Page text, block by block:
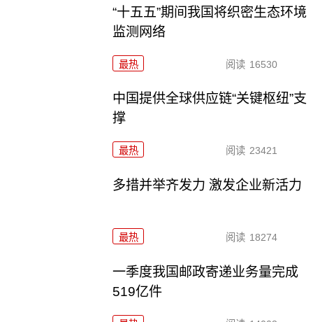
“十五五”期间我国将织密生态环境
监测网络
最热 阅读 16530
中国提供全球供应链“关键枢纽”支
撑
最热 阅读 23421
多措并举齐发力 激发企业新活力
最热 阅读 18274
一季度我国邮政寄递业务量完成
519亿件